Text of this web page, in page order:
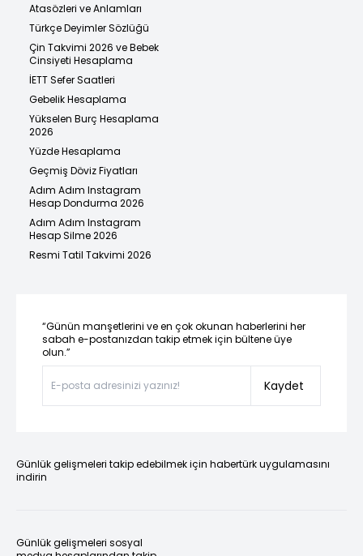
Atasözleri ve Anlamları
Türkçe Deyimler Sözlüğü
Çin Takvimi 2026 ve Bebek
Cinsiyeti Hesaplama
İETT Sefer Saatleri
Gebelik Hesaplama
Yükselen Burç Hesaplama
2026
Yüzde Hesaplama
Geçmiş Döviz Fiyatları
Adım Adım Instagram
Hesap Dondurma 2026
Adım Adım Instagram
Hesap Silme 2026
Resmi Tatil Takvimi 2026
“Günün manşetlerini ve en çok okunan haberlerini her
sabah e-postanızdan takip etmek için bültene üye
olun.”
Kaydet
Günlük gelişmeleri takip edebilmek için habertürk uygulamasını
indirin
Günlük gelişmeleri sosyal